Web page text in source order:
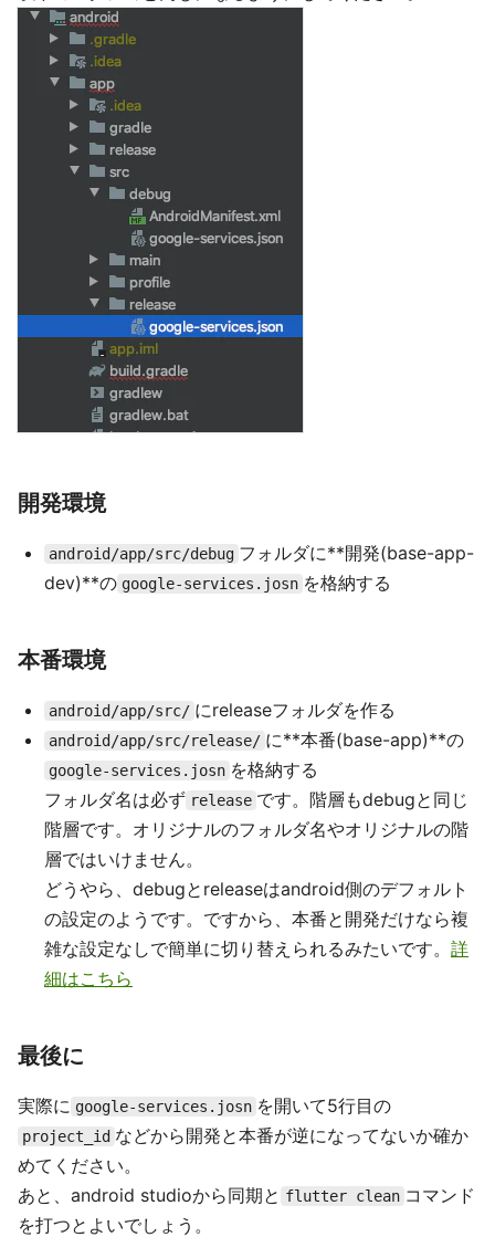
開発環境
android/app/src/debug フォルダに**開発(base-app-
dev)**の google-services.josn を格納する
本番環境
android/app/src/ にreleaseフォルダを作る
android/app/src/release/ に**本番(base-app)**の
google-services.josn を格納する
フォルダ名は必ず release です。階層もdebugと同じ
階層です。オリジナルのフォルダ名やオリジナルの階
層ではいけません。
どうやら、debugとreleaseはandroid側のデフォルト
の設定のようです。ですから、本番と開発だけなら複
雑な設定なしで簡単に切り替えられるみたいです。 詳
細はこちら
最後に
実際に google-services.josn を開いて5行目の
project_id などから開発と本番が逆になってないか確か
めてください。
あと、android studioから同期と flutter clean コマンド
を打つとよいでしょう。